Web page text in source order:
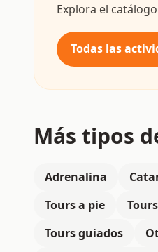
Explora el
Todas las
Más tipos
Adrenalina
Tours a pie
Tours guiados